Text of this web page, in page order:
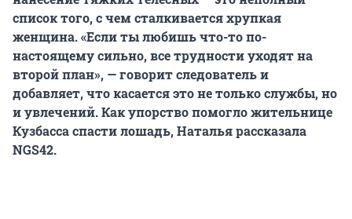
список того, с чем сталкивается хрупкая
женщина. «Если ты любишь что-то по-
настоящему сильно, все трудности уходят на
второй план», — говорит следователь и
добавляет, что касается это не только службы, но
и увлечений. Как упорство помогло жительнице
Кузбасса спасти лошадь, Наталья рассказала
NGS42.